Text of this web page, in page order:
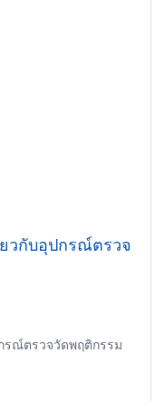
รณ์ตรวจวัดพฤติกรรม